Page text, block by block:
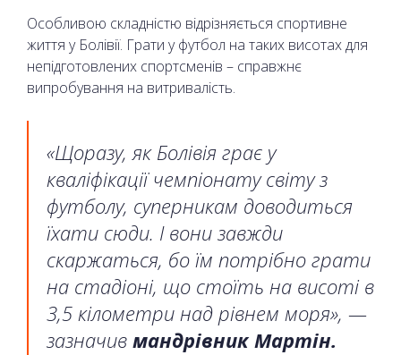
Особливою складністю відрізняється спортивне
життя у Болівії. Грати у футбол на таких висотах для
непідготовлених спортсменів – справжнє
випробування на витривалість.
«Щоразу, як Болівія грає у
кваліфікації чемпіонату світу з
футболу, суперникам доводиться
їхати сюди. І вони завжди
скаржаться, бо їм потрібно грати
на стадіоні, що стоїть на висоті в
3,5 кілометри над рівнем моря», —
зазначив мандрівник Мартін.